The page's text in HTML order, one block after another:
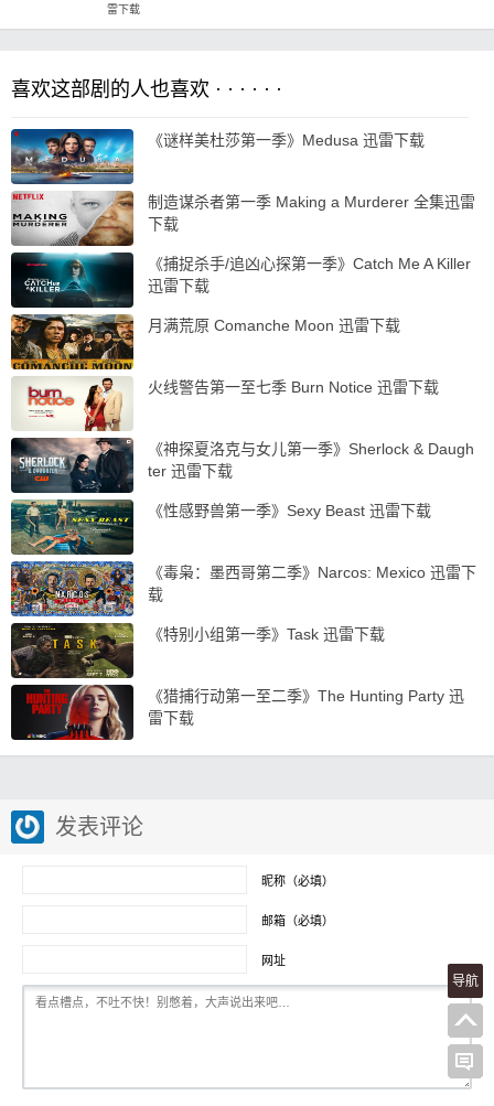
雷下载
喜欢这部剧的人也喜欢 · · · · · ·
《谜样美杜莎第一季》Medusa 迅雷下载
制造谋杀者第一季 Making a Murderer 全集迅雷
下载
《捕捉杀手/追凶心探第一季》Catch Me A Killer
迅雷下载
月满荒原 Comanche Moon 迅雷下载
火线警告第一至七季 Burn Notice 迅雷下载
《神探夏洛克与女儿第一季》Sherlock & Daugh
ter 迅雷下载
《性感野兽第一季》Sexy Beast 迅雷下载
《毒枭：墨西哥第二季》Narcos: Mexico 迅雷下
载
《特别小组第一季》Task 迅雷下载
《猎捕行动第一至二季》The Hunting Party 迅
雷下载
发表评论
昵称（必填）
邮箱（必填）
网址
导航